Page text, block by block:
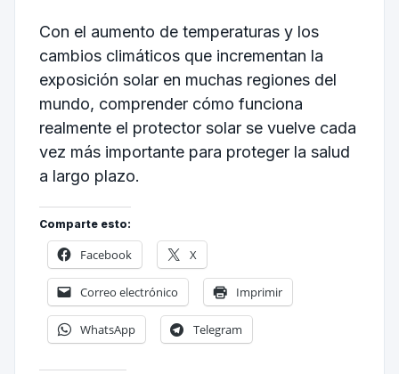
Con el aumento de temperaturas y los
cambios climáticos que incrementan la
exposición solar en muchas regiones del
mundo, comprender cómo funciona
realmente el protector solar se vuelve cada
vez más importante para proteger la salud
a largo plazo.
Comparte esto:
Facebook X
Correo electrónico Imprimir
WhatsApp Telegram